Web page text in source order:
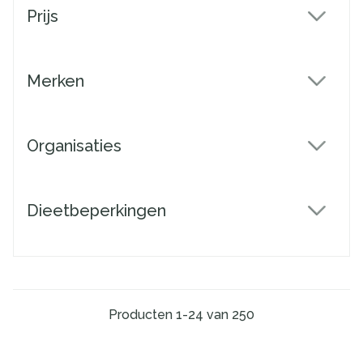
Prijs
Merken
Organisaties
Dieetbeperkingen
Producten 1-24 van 250